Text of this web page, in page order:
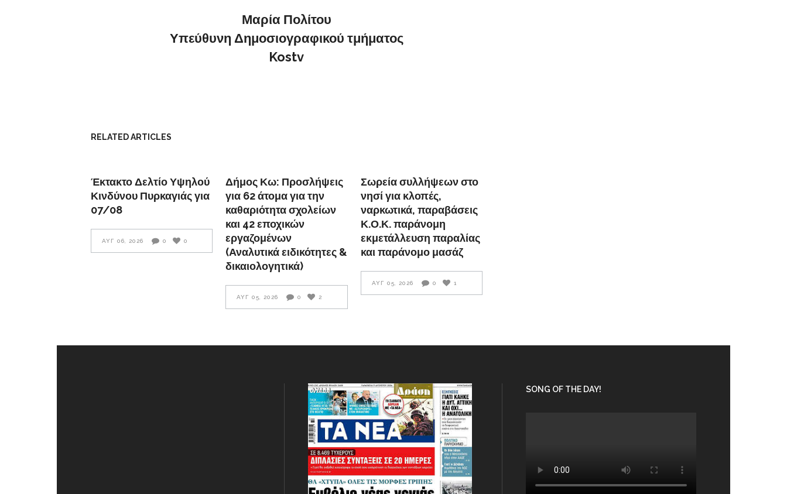
Μαρία Πολίτου
Υπεύθυνη Δημοσιογραφικού τμήματος
Kostv
RELATED ARTICLES
Έκτακτο Δελτίο Υψηλού
Κινδύνου Πυρκαγιάς για
07/08
ΑΥΓ 06, 2026 0 0
Δήμος Κω: Προσλήψεις
για 62 άτομα για την
καθαριότητα σχολείων
και 42 εποχικών
εργαζομένων
(Αναλυτικά ειδικότητες &
δικαιολογητικά)
ΑΥΓ 05, 2026 0 2
Σωρεία συλλήψεων στο
νησί για κλοπές,
ναρκωτικά, παραβάσεις
Κ.Ο.Κ. παράνομη
εκμετάλλευση παραλίας
και παράνομο μασάζ
ΑΥΓ 05, 2026 0 1
SONG OF THE DAY!